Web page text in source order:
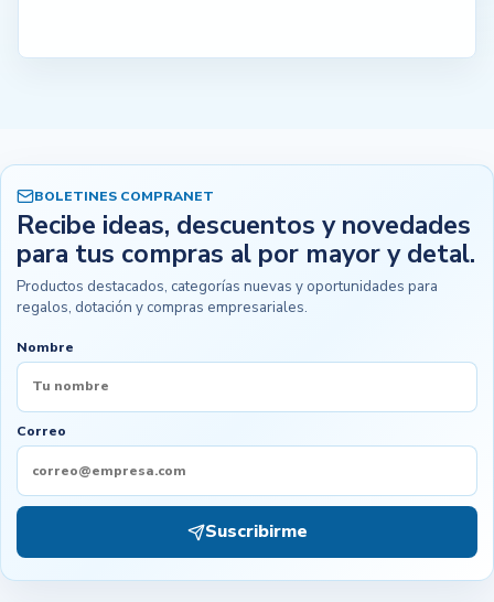
BOLETINES COMPRANET
Recibe ideas, descuentos y novedades
para tus compras al por mayor y detal.
Productos destacados, categorías nuevas y oportunidades para
regalos, dotación y compras empresariales.
Nombre
Correo
Suscribirme